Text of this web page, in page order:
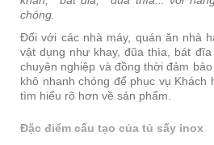
chóng.
Đối với các nhà máy, quán ăn nhà
vật dụng như khay, đũa thìa, bát
chuyên nghiệp và đồng thời đảm
khô nhanh chóng để phục vụ Khách
tìm hiểu rõ hơn về sản phẩm.
Đặc điểm cấu tạo của tủ sấy inox